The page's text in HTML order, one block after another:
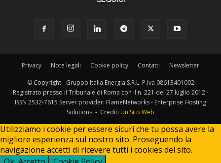
Privacy Note legali Cookie policy Contatti Newsletter
© Copyright - Gruppo Italia Energia S.R.L. P.iva 08613401002
Registrato presso il Tribunale di Roma con il n. 221 del 27 luglio 2012 -
ISSN 2532-7615 Server provider: FlameNetworks - Enterprise Hosting
Solutions - Crediti Un Sito Web
Utilizziamo i cookie per essere sicuri che tu possa avere la
migliore esperienza sul nostro sito. Proseguendo la
navigazione accetti di ricevere tutti i cookies del sito.